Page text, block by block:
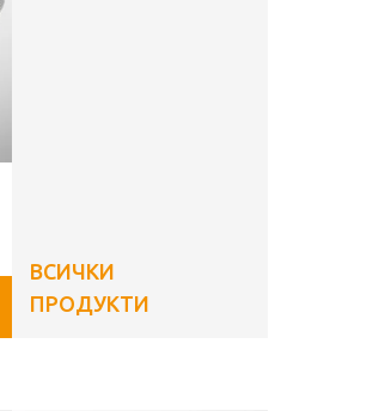
ВСИЧКИ
ПРОДУКТИ